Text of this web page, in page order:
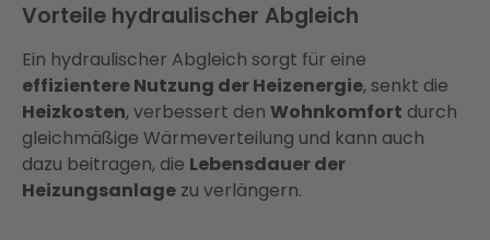
Vorteile hydraulischer Abgleich
Ein hydraulischer Abgleich sorgt für eine
effizientere Nutzung der Heizenergie, senkt die
Heizkosten, verbessert den Wohnkomfort durch
gleichmäßige Wärmeverteilung und kann auch
dazu beitragen, die Lebensdauer der
Heizungsanlage zu verlängern​​.